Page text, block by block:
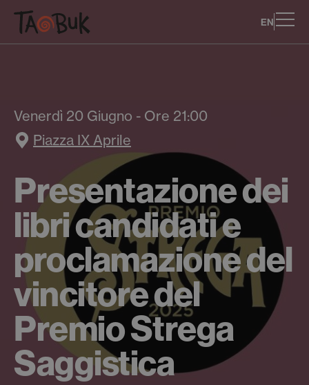
EN
Venerdì 20 Giugno - Ore 21:00
Piazza IX Aprile
Presentazione dei
libri candidati e
proclamazione del
vincitore del
Premio Strega
Saggistica